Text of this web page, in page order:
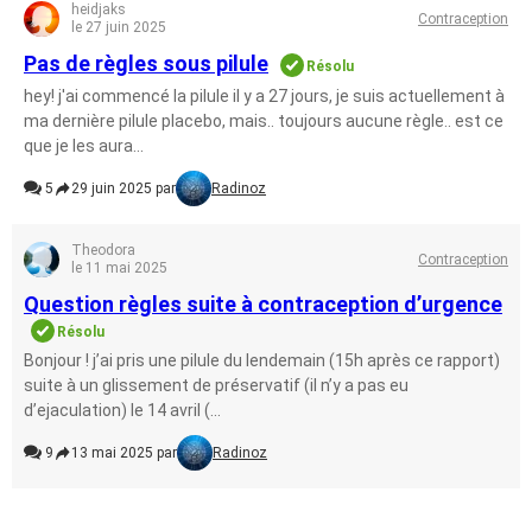
heidjaks
le 27 juin 2025
Contraception
Pas de règles sous pilule Résolu
hey! j'ai commencé la pilule il y a 27 jours, je suis actuellement à
ma dernière pilule placebo, mais.. toujours aucune règle.. est ce
que je les aura...
5 29 juin 2025 par Radinoz
Theodora
le 11 mai 2025
Contraception
Question règles suite à contraception d’urgence
Résolu
Bonjour ! j’ai pris une pilule du lendemain (15h après ce rapport)
suite à un glissement de préservatif (il n’y a pas eu
d’ejaculation) le 14 avril (...
9 13 mai 2025 par Radinoz